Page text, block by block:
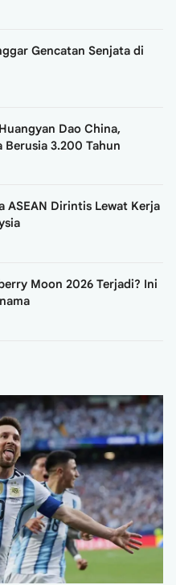
Gencatan Senjata di
Dao China,
3.200 Tahun
ASEAN Dirintis Lewat Kerja
Moon 2026 Terjadi? Ini